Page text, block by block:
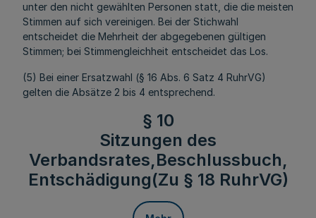
unter den nicht gewählten Personen statt, die die meisten
Stimmen auf sich vereinigen. Bei der Stichwahl
entscheidet die Mehrheit der abgegebenen gültigen
Stimmen; bei Stimmengleichheit entscheidet das Los.
(5) Bei einer Ersatzwahl (§ 16 Abs. 6 Satz 4 RuhrVG)
gelten die Absätze 2 bis 4 entsprechend.
§ 10
Sitzungen des
Verbandsrates,Beschlussbuch,
Entschädigung(Zu § 18 RuhrVG)